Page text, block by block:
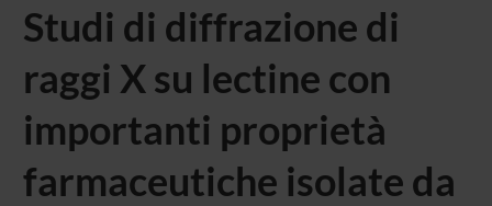
Studi di diffrazione di
raggi X su lectine con
importanti proprietà
farmaceutiche isolate da